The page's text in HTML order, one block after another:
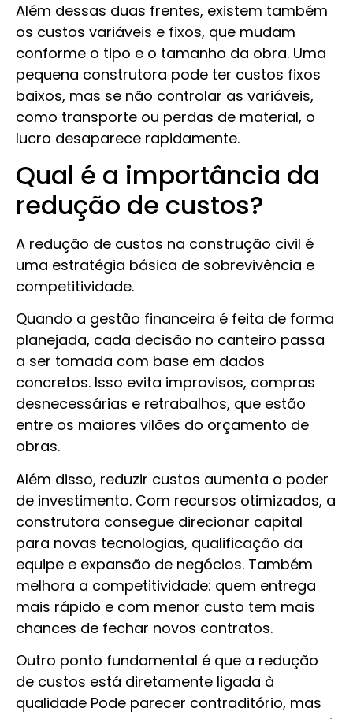
Além dessas duas frentes, existem também
os custos variáveis e fixos, que mudam
conforme o tipo e o tamanho da obra. Uma
pequena construtora pode ter custos fixos
baixos, mas se não controlar as variáveis,
como transporte ou perdas de material, o
lucro desaparece rapidamente.
Qual é a importância da
redução de custos?
A redução de custos na construção civil é
uma estratégia básica de sobrevivência e
competitividade.
Quando a gestão financeira é feita de forma
planejada, cada decisão no canteiro passa
a ser tomada com base em dados
concretos. Isso evita improvisos, compras
desnecessárias e retrabalhos, que estão
entre os maiores vilões do orçamento de
obras.
Além disso, reduzir custos aumenta o poder
de investimento. Com recursos otimizados, a
construtora consegue direcionar capital
para novas tecnologias, qualificação da
equipe e expansão de negócios. Também
melhora a competitividade: quem entrega
mais rápido e com menor custo tem mais
chances de fechar novos contratos.
Outro ponto fundamental é que a redução
de custos está diretamente ligada à
qualidade Pode parecer contraditório, mas